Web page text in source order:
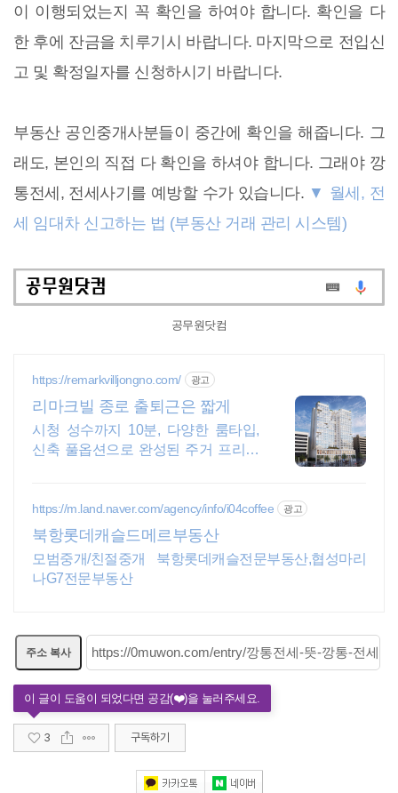
이 이행되었는지 꼭 확인을 하여야 합니다. 확인을 다
한 후에 잔금을 치루기시 바랍니다. 마지막으로 전입신
고 및 확정일자를 신청하시기 바랍니다.
부동산 공인중개사분들이 중간에 확인을 해줍니다. 그
래도, 본인의 직접 다 확인을 하셔야 합니다. 그래야 깡
통전세, 전세사기를 예방할 수가 있습니다. ▼ 월세, 전
세 임대차 신고하는 법 (부동산 거래 관리 시스템)
공무원닷컴
https://remarkvilljongno.com/ 광고
리마크빌 종로 출퇴근은 짧게
시청 성수까지 10분, 다양한 룸타입,
신축 풀옵션으로 완성된 주거 프리미
https://m.land.naver.com/agency/info/i04coffee 광고
북항롯데캐슬드메르부동산
모범중개/친절중개 북항롯데캐슬전문부동산,협성마리
나G7전문부동산
주소 복사
3 구독하기